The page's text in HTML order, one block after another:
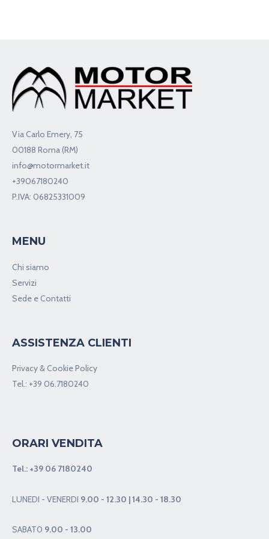
Via Carlo Emery, 75
00188 Roma (RM)
info@motormarket.it
+39067180240
P.IVA: 06825331009
MENU
Chi siamo
Servizi
Sede e Contatti
ASSISTENZA CLIENTI
Privacy & Cookie Policy
Tel.: +39 06.7180240
ORARI VENDITA
Tel.: +39 06 7180240
LUNEDI - VENERDI 9.00 - 12.30 | 14.30 - 18.30
SABAT0 9.00 - 13.00